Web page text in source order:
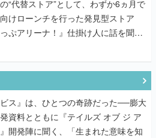
“代替ストア”として、わずか6ヵ月で
けローンチを行った発見型ストア
っぷアリーナ！』仕掛け人に話を聞い
ビス』は、ひとつの奇跡だった──膨大
資料とともに『テイルズ オブ ジ ア
開発陣に聞く、「生まれた意味を知